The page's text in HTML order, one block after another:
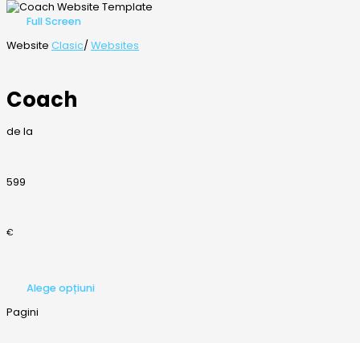
Full Screen
Website Clasic/ Websites
Coach
de la
599
€
Alege opțiuni
Pagini